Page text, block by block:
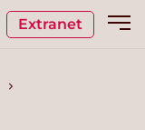
Extranet